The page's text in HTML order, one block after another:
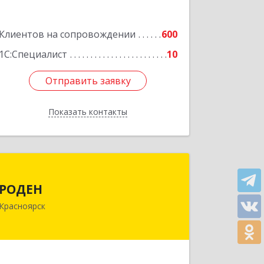
Клиентов на сопровождении
600
1С:Специалист
10
Отправить заявку
Показать контакты
Отправить заявку
Назад
РОДЕН
Красноярск